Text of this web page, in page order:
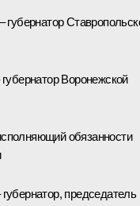
Воронежской
обязанности
председатель